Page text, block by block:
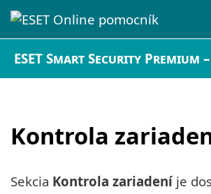
ESET Smart Security Premium
Kontrola
Sekcia Kontrola zariadeníje